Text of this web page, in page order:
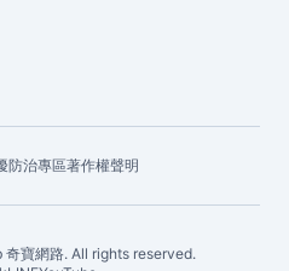
防治專區著作權聲明
寶網路. All rights reserved.